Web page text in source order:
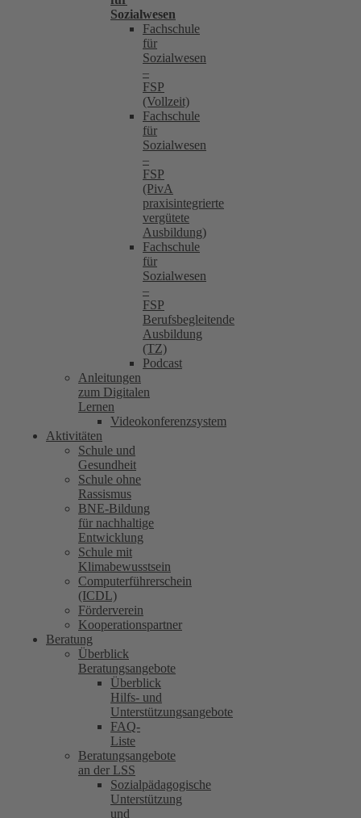
Sozialwesen
Fachschule
für
Sozialwesen
–
FSP
(Vollzeit)
Fachschule
für
Sozialwesen
–
FSP
(PivA
praxisintegrierte
vergütete
Ausbildung)
Fachschule
für
Sozialwesen
–
FSP
Berufsbegleitende
Ausbildung
(TZ)
Podcast
Anleitungen
zum Digitalen
Lernen
Videokonferenzsystem
Aktivitäten
Schule und
Gesundheit
Schule ohne
Rassismus
BNE-Bildung
für nachhaltige
Entwicklung
Schule mit
Klimabewusstsein
Computerführerschein
(ICDL)
Förderverein
Kooperationspartner
Beratung
Überblick
Beratungsangebote
Überblick
Hilfs- und
Unterstützungsangebote
FAQ-
Liste
Beratungsangebote
an der LSS
Sozialpädagogische
Unterstützung
und